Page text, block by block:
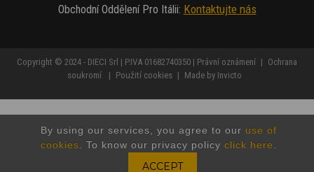
By using our services, you agree to our use of
cookies . To know our privacy policy click here
Obchodní Oddělení Pro Itálii: Kontaktujte nás
Copyright © 2024 - DIECI Srl | P.IVA 01682740350 | Právní oznámení | Ochrana
soukromí
| Použití cookies | Made by Invicto